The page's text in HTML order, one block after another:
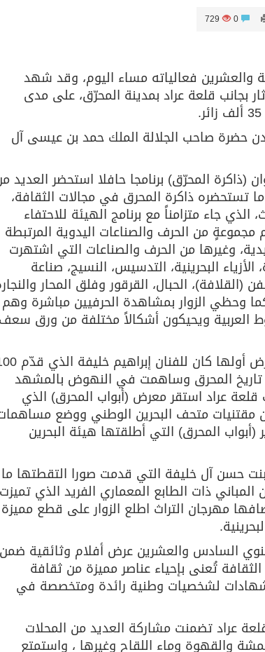
0
729
والعشرين فعالياته مساء اليوم، وقد شهد
بجانب قلعة عراد بمدينة المحرّق، على مدى
حضرة صاحب الجلالة الملك حمد بن عيسى آل
(ذاكرة المحرّق) برنامجا حافلا استحضر العديد
تستحضره ذاكرة المحرق في مجالات الثقافة،
الذي جاء متزامناً مع برنامج الهيئة للاحتفاء
للثقافة الإسلامية 2018م، تقديم مجموعةٍ من الحرف والصناعات اليدوية المرتبطة
وغيرها من الحرف والصناعات التي اشتهرت
البحرينية، التدسيس، النسيج، صناعة
الحبال، القرقور وفلق المحار
وحظي الزوار بمشاهدة الحرفيين مباشرة وهم
العربية ويحيكون أشكالاً مختلفة من ورق
وصاحب المهرجان هذه السنة مجموعة من المعارض أولها
المحرق وساهمت في النهوض بالمشهد
عراد استقر معرض (أبواب المحرق) الذي
مقتنيات متحف البحرين الوطني ووضع
(أبواب المحرق) التي أطلقتها هيئة البحرين
بنت حسن آل خليفة التي قدمت صورا التقطتها ما
مجموعة من المباني ذات الطابع المعماري الفريد الذي تميزت
مهرجان التراث اطلع الزوار على قطع مميزة
السادس والعشرين عرض أفلام وثائقية ضمن
تُعنى بإحياء عناصر مميزة من ثقافة
شهادات لشخصيات وطنية رائدة ومتخصصة في
عراد تضمنت مشاركة العديد من المحلات
والقهوة وماء اللقاح وغيرها ، واستمتع